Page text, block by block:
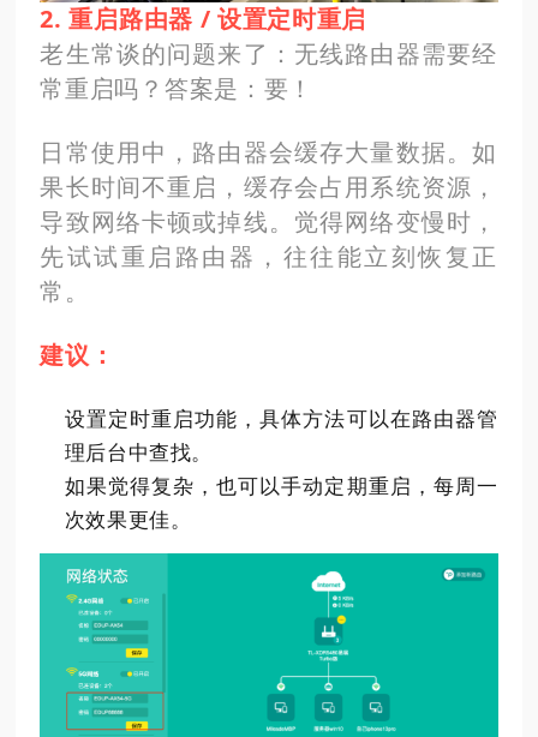
2. 重启路由器 / 设置定时重启
老生常谈的问题来了：无线路由器需要经
常重启吗？答案是：要！
日常使用中，路由器会缓存大量数据。如
果长时间不重启，缓存会占用系统资源，
导致网络卡顿或掉线。觉得网络变慢时，
先试试重启路由器，往往能立刻恢复正
常。
建议：
设置定时重启功能，具体方法可以在路由器管
理后台中查找。
如果觉得复杂，也可以手动定期重启，每周一
次效果更佳。